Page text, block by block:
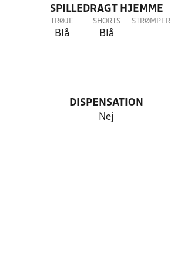
SPILLEDRAGT HJEMME
TRØJE
Blå
SHORTS
Blå
STRØMPER
DISPENSATION
Nej